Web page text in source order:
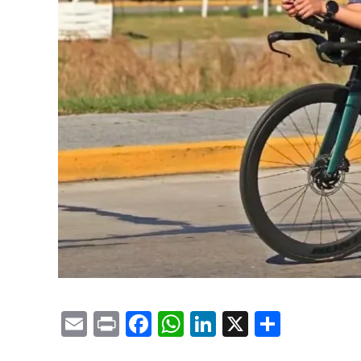
EmailPrintFacebook
WhatsApp
LinkedIn
X